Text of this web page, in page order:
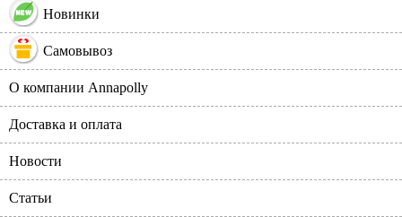
Новинки
Самовывоз
О компании Annapolly
Доставка и оплата
Новости
Статьи